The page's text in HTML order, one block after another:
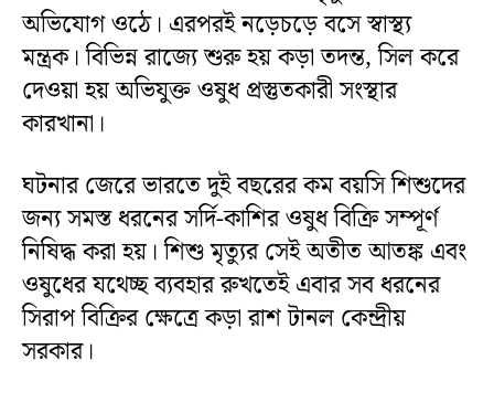
অভিযোগ ওঠে। এরপরই নড়েচড়ে বসে স্বাস্থ্য
মন্ত্রক। বিভিন্ন রাজ্যে শুরু হয় কড়া তদন্ত, সিল করে
দেওয়া হয় অভিযুক্ত ওষুধ প্রস্তুতকারী সংস্থার
কারখানা।
ঘটনার জেরে ভারতে দুই বছরের কম বয়সি শিশুদের
জন্য সমস্ত ধরনের সর্দি-কাশির ওষুধ বিক্রি সম্পূর্ণ
নিষিদ্ধ করা হয়। শিশু মৃত্যুর সেই অতীত আতঙ্ক এবং
ওষুধের যথেচ্ছ ব্যবহার রুখতেই এবার সব ধরনের
সিরাপ বিক্রির ক্ষেত্রে কড়া রাশ টানল কেন্দ্রীয়
সরকার।